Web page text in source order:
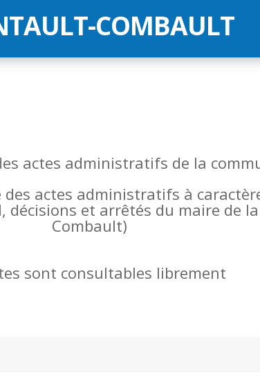
COMBAULT
actes administratifs de la
des actes administratifs à
et arrêtés du maire de
Combault)
sont consultables librement